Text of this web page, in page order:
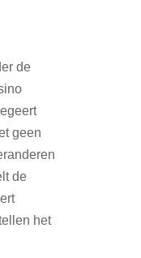
de
geen
de
het